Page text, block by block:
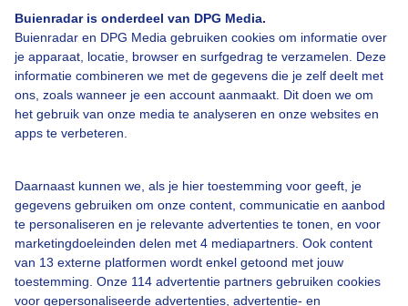
Buienradar is onderdeel van DPG Media.
Buienradar en DPG Media gebruiken cookies om informatie over
je apparaat, locatie, browser en surfgedrag te verzamelen. Deze
informatie combineren we met de gegevens die je zelf deelt met
ons, zoals wanneer je een account aanmaakt. Dit doen we om
het gebruik van onze media te analyseren en onze websites en
apps te verbeteren.
Daarnaast kunnen we, als je hier toestemming voor geeft, je
gegevens gebruiken om onze content, communicatie en aanbod
te personaliseren en je relevante advertenties te tonen, en voor
marketingdoeleinden delen met 4 mediapartners. Ook content
van 13 externe platformen wordt enkel getoond met jouw
toestemming. Onze 114 advertentie partners gebruiken cookies
voor gepersonaliseerde advertenties, advertentie- en
Bedrijfsgegevens
Veelgestelde vragen
Contact
Toegankelijkheid
Buienradar Team
Privacy beleid
Cookie beleid
Privacy instellingen